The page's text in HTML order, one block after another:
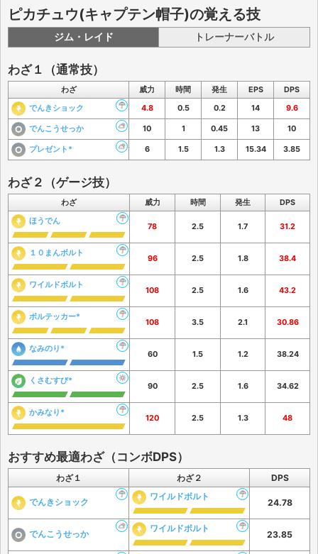
ピカチュウ(キャプテン帽子)の覚える技
ジム・レイド トレーナーバトル
わざ１（通常技）
わざ 威力 時間 発生 EPS
DPS
でんきショック
4.8 0.5 0.2 14 9.6
でんこうせっか 10 1 0.45 13 10
プレゼント* 6 1.5 1.3 15.34 3.85
わざ２（ゲージ技）
わざ 威力 時間 発生
DPS
ほうでん
78 2.5 1.7 31.2
１０まんボルト
96 2.5 1.8 38.4
ワイルドボルト
108 2.5 1.6 43.2
ボルテッカー*
108 3.5 2.1 30.86
なみのり*
60 1.5 1.2 38.24
くさむすび*
90 2.5 1.6 34.62
かみなり*
120 2.5 1.3 48
おすすめ最適わざ（コンボDPS）
わざ１ わざ２ DPS
でんきショック
ワイルドボルト
24.78
でんこうせっか
ワイルドボルト
23.85